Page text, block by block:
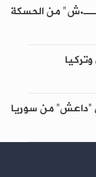
من الحسكة
من سوريا